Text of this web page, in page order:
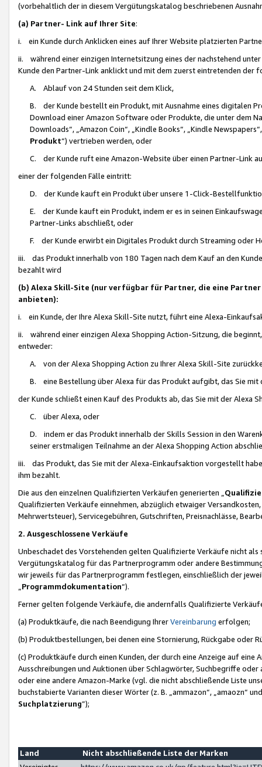
(vorbehaltlich der in diesem Vergütungskatalog beschriebenen
(a) Partner- Link auf Ihrer Site:
i. ein Kunde durch Anklicken eines auf Ihrer Website platzierten
ii. während einer einzigen Internetsitzung eines der nachstehend
Kunde den Partner-Link anklickt und mit dem zuerst eintretenden der
A. Ablauf von 24 Stunden seit dem Klick,
B. der Kunde bestellt ein Produkt, mit Ausnahme eines digitalen
Download einer Amazon Software oder Produkte, die unter dem
Downloads“, „Amazon Coin“, „Kindle Books“, „Kindle
Produkt“) vertrieben werden, oder
C. der Kunde ruft eine Amazon-Website über einen Partner-Link
einer der folgenden Fälle eintritt:
D. der Kunde kauft ein Produkt über unsere 1-Click-
E. der Kunde kauft ein Produkt, indem er es in seinen
Partner-Links abschließt, oder
F. der Kunde erwirbt ein Digitales Produkt durch Streaming oder
iii. das Produkt innerhalb von 180 Tagen nach dem Kauf an den
bezahlt wird
(b) Alexa Skill-Site (nur verfügbar für Partner, die eine
anbieten):
i. ein Kunde, der Ihre Alexa Skill-Site nutzt, führt eine Alexa-
ii. während einer einzigen Alexa Shopping Action-Sitzung, die
entweder:
A. von der Alexa Shopping Action zu Ihrer Alexa Skill-Site
B. eine Bestellung über Alexa für das Produkt aufgibt, das Sie mit
der Kunde schließt einen Kauf des Produkts ab, das Sie mit der Alexa
C. über Alexa, oder
D. indem er das Produkt innerhalb der Skills Session in den
seiner erstmaligen Teilnahme an der Alexa Shopping Action
iii. das Produkt, das Sie mit der Alexa-Einkaufsaktion vorgestellt
ihm bezahlt.
Die aus den einzelnen Qualifizierten Verkäufen generierten „
Qualifizierten Verkäufe einnehmen, abzüglich etwaiger
Mehrwertsteuer), Servicegebühren, Gutschriften, Preisnachlässe,
2. Ausgeschlossene Verkäufe
Unbeschadet des Vorstehenden gelten Qualifizierte Verkäufe nicht
Vergütungskatalog für das Partnerprogramm oder andere
wir jeweils für das Partnerprogramm festlegen, einschließlich der
Programmdokumentation“).
Ferner gelten folgende Verkäufe, die andernfalls Qualifizierte
(a) Produktkäufe, die nach Beendigung IhrerVereinbarung erfolgen;
(b) Produktbestellungen, bei denen eine Stornierung, Rückgabe oder
(c) Produktkäufe durch einen Kunden, der durch eine Anzeige auf
Ausschreibungen und Auktionen über Schlagwörter, Suchbegriffe
oder eine andere Amazon-Marke (vgl. die nicht abschließende Liste
buchstabierte Varianten dieser Wörter (z. B. „ammazon“, „amaozn“
Suchplatzierung”);
Land
Nicht abschließende Liste der Marken